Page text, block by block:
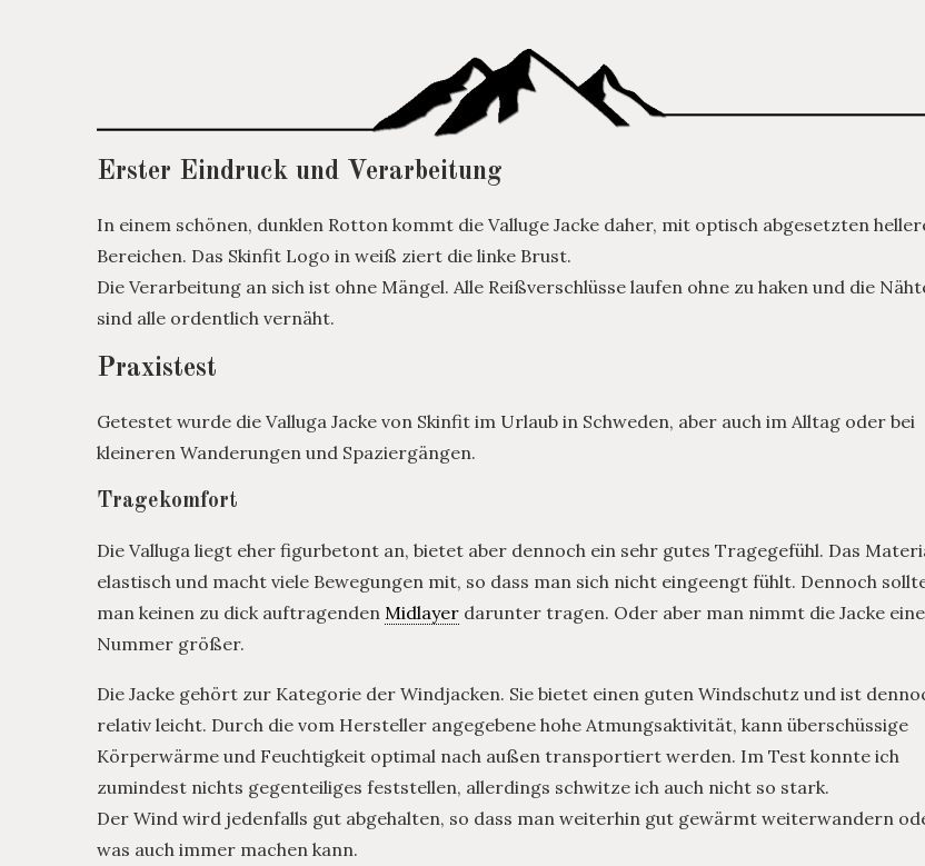
Erster Eindruck und Verarbeitung
In einem schönen, dunklen Rotton kommt die Valluge Jacke daher, mit optisch abgesetzten
Bereichen. Das Skinfit Logo in weiß ziert die linke Brust.
Die Verarbeitung an sich ist ohne Mängel. Alle Reißverschlüsse laufen ohne zu haken und die
sind alle ordentlich vernäht.
Praxistest
Getestet wurde die Valluga Jacke von Skinfit im Urlaub in Schweden, aber auch im Alltag oder bei
kleineren Wanderungen und Spaziergängen.
Tragekomfort
Die Valluga liegt eher figurbetont an, bietet aber dennoch ein sehr gutes Tragegefühl. Das
elastisch und macht viele Bewegungen mit, so dass man sich nicht eingeengt fühlt. Dennoch
man keinen zu dick auftragenden Midlayer darunter tragen. Oder aber man nimmt die Jacke eine
Nummer größer.
Die Jacke gehört zur Kategorie der Windjacken. Sie bietet einen guten Windschutz und ist
relativ leicht. Durch die vom Hersteller angegebene hohe Atmungsaktivität, kann überschüssige
Körperwärme und Feuchtigkeit optimal nach außen transportiert werden. Im Test konnte ich
zumindest nichts gegenteiliges feststellen, allerdings schwitze ich auch nicht so stark.
Der Wind wird jedenfalls gut abgehalten, so dass man weiterhin gut gewärmt weiterwandern
was auch immer machen kann.